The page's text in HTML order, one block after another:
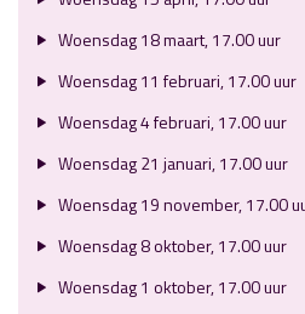
Woensdag 18 maart, 17.00 uur
Woensdag 11 februari, 17.00 uur
Woensdag 4 februari, 17.00 uur
Woensdag 21 januari, 17.00 uur
Woensdag 19 november, 17.00
Woensdag 8 oktober, 17.00 uur
Woensdag 1 oktober, 17.00 uur